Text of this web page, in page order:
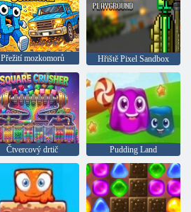
Přežití mozkomorů Hřiště Pixel Sandbox
Čtvercový drtič Pudding Land